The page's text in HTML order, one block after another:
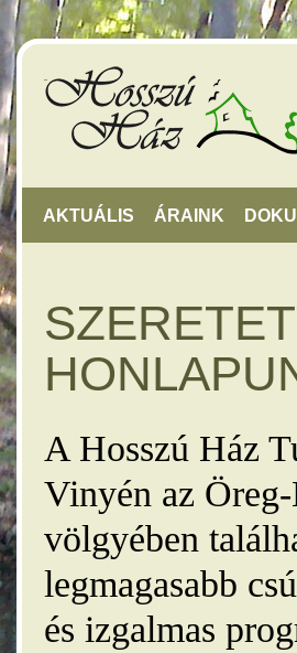
AKTUÁLIS ÁRAINK
A Hosszú Ház
Vinyén az
völgyében
legmagasabb
és izgalmas